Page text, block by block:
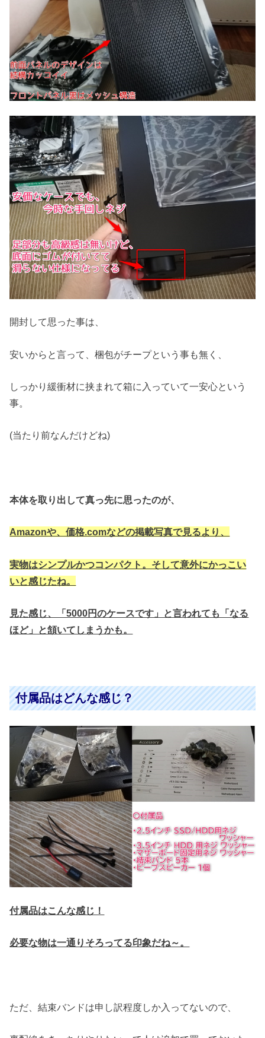
開封して思った事は、
安いからと言って、梱包がチープという事も無く、
しっかり緩衝材に挟まれて箱に入っていて一安心という
事。
(当たり前なんだけどね)
本体を取り出して真っ先に思ったのが、
Amazonや、価格.comなどの掲載写真で見るより、
実物はシンプルかつコンパクト。そして意外にかっこい
いと感じたね。
見た感じ、「5000円のケースです」と言われても「なる
ほど」と頷いてしまうかも。
付属品はどんな感じ？
付属品はこんな感じ！
必要な物は一通りそろってる印象だね～。
ただ、結束バンドは申し訳程度しか入ってないので、